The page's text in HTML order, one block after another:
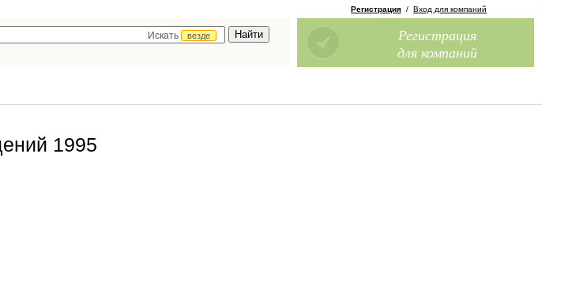
Искать
везде
Регистрация / Вход для компаний
Регистрация
для компаний
1995